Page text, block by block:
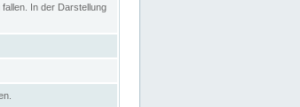
In der Darstellung